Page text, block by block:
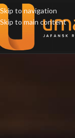
Skip to navigation
Skip to main content